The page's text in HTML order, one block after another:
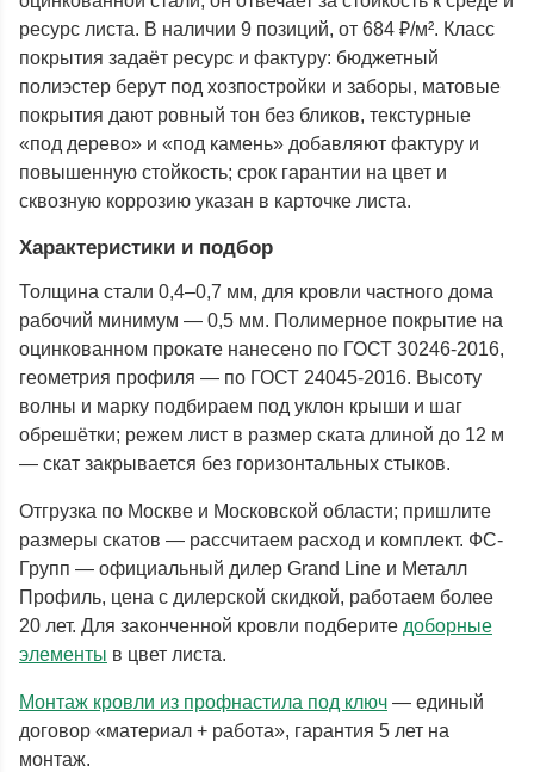
ресурс листа. В наличии 9 позиций, от 684 ₽/м². Класс
покрытия задаёт ресурс и фактуру: бюджетный
полиэстер берут под хозпостройки и заборы, матовые
покрытия дают ровный тон без бликов, текстурные
«под дерево» и «под камень» добавляют фактуру и
повышенную стойкость; срок гарантии на цвет и
сквозную коррозию указан в карточке листа.
Характеристики и подбор
Толщина стали 0,4–0,7 мм, для кровли частного дома
рабочий минимум — 0,5 мм. Полимерное покрытие на
оцинкованном прокате нанесено по ГОСТ 30246-2016,
геометрия профиля — по ГОСТ 24045-2016. Высоту
волны и марку подбираем под уклон крыши и шаг
обрешётки; режем лист в размер ската длиной до 12 м
— скат закрывается без горизонтальных стыков.
Отгрузка по Москве и Московской области; пришлите
размеры скатов — рассчитаем расход и комплект. ФС-
Групп — официальный дилер Grand Line и Металл
Профиль, цена с дилерской скидкой, работаем более
20 лет. Для законченной кровли подберите доборные
элементы в цвет листа.
Монтаж кровли из профнастила под ключ — единый
договор «материал + работа», гарантия 5 лет на
монтаж.